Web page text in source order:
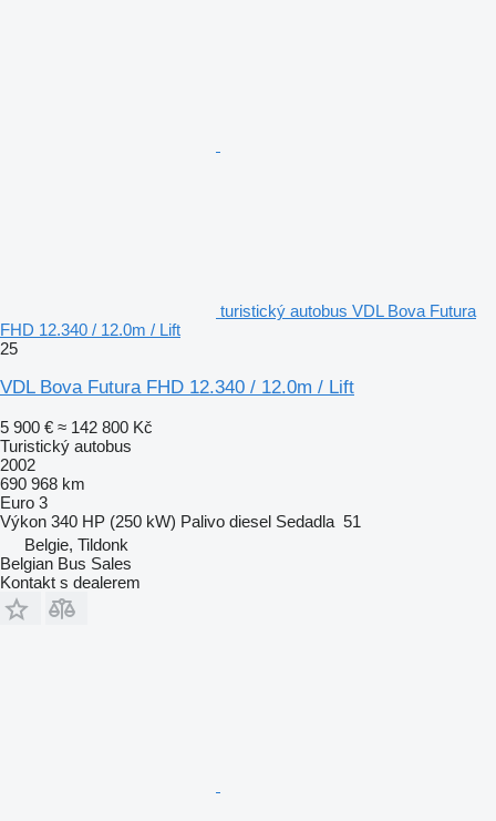
turistický autobus VDL Bova Futura
FHD 12.340 / 12.0m / Lift
25
VDL Bova Futura FHD 12.340 / 12.0m / Lift
5 900 € ≈ 142 800 Kč
Turistický autobus
2002
690 968 km
Euro 3
Výkon 340 HP (250 kW) Palivo diesel Sedadla 51
Belgie, Tildonk
Belgian Bus Sales
Kontakt s dealerem